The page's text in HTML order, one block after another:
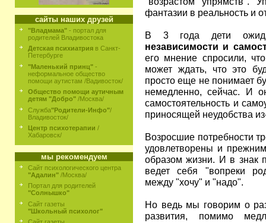
сайты наших друзей
"Владмама" - портал для
родителей Владивостока
Детская психиатрия в Санкт-
Петербурге
"Маленький принц" -
неформальное общество
помощи аутистам /Вадивосток/
Общество помощи аутичным
детям "Добро" /Москва/
Служба"Родители-Инфо"/
Владивосток/
Центр психотерапии /
Хабаровск/
мы рекомендуем
Сайт психологического центра
"Адалин" /Москва/
Портал для родителей
"Солнышко"
Сайт газеты
"Школьный психолог"
фантазии в реальность и
В 3 года дети
независимости и
его мнение спросили,
может ждать, что это
просто еще не понимает
немедленно, сейчас. И
самостоятельность и
приносящей неудобства
Возросшие потребности
удовлетворены и
образом жизни. И в знак
ведет себя "вопреки
между "хочу" и "надо".
Но ведь мы говорим о
развития, помимо